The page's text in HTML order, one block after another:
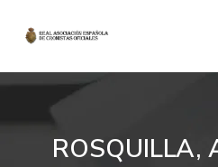
ROSQUILLA,